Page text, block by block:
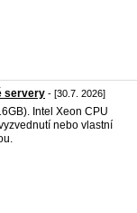
servery - [30.7. 2026]
Intel Xeon CPU
nebo vlastní